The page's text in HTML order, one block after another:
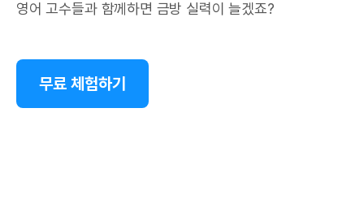
영어 고수들과 함께하면 금방 실력이 늘겠죠?
무료 체험하기